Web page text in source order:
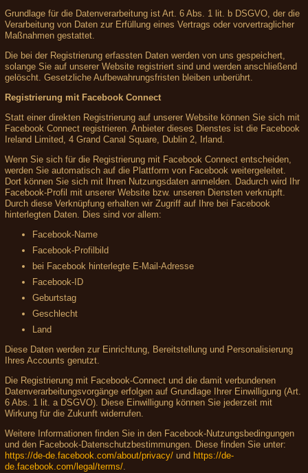
Grundlage für die Datenverarbeitung ist Art. 6 Abs. 1 lit. b DSGVO, der die
Verarbeitung von Daten zur Erfüllung eines Vertrags oder vorvertraglicher
Maßnahmen gestattet.
Die bei der Registrierung erfassten Daten werden von uns gespeichert,
solange Sie auf unserer Website registriert sind und werden anschließend
gelöscht. Gesetzliche Aufbewahrungsfristen bleiben unberührt.
Registrierung mit Facebook Connect
Statt einer direkten Registrierung auf unserer Website können Sie sich mit
Facebook Connect registrieren. Anbieter dieses Dienstes ist die Facebook
Ireland Limited, 4 Grand Canal Square, Dublin 2, Irland.
Wenn Sie sich für die Registrierung mit Facebook Connect entscheiden,
werden Sie automatisch auf die Plattform von Facebook weitergeleitet.
Dort können Sie sich mit Ihren Nutzungsdaten anmelden. Dadurch wird Ihr
Facebook-Profil mit unserer Website bzw. unseren Diensten verknüpft.
Durch diese Verknüpfung erhalten wir Zugriff auf Ihre bei Facebook
hinterlegten Daten. Dies sind vor allem:
Facebook-Name
Facebook-Profilbild
bei Facebook hinterlegte E-Mail-Adresse
Facebook-ID
Geburtstag
Geschlecht
Land
Diese Daten werden zur Einrichtung, Bereitstellung und Personalisierung
Ihres Accounts genutzt.
Die Registrierung mit Facebook-Connect und die damit verbundenen
Datenverarbeitungsvorgänge erfolgen auf Grundlage Ihrer Einwilligung (Art.
6 Abs. 1 lit. a DSGVO). Diese Einwilligung können Sie jederzeit mit
Wirkung für die Zukunft widerrufen.
Weitere Informationen finden Sie in den Facebook-Nutzungsbedingungen
und den Facebook-Datenschutzbestimmungen. Diese finden Sie unter:
https://de-de.facebook.com/about/privacy/ und https://de-
de.facebook.com/legal/terms/.